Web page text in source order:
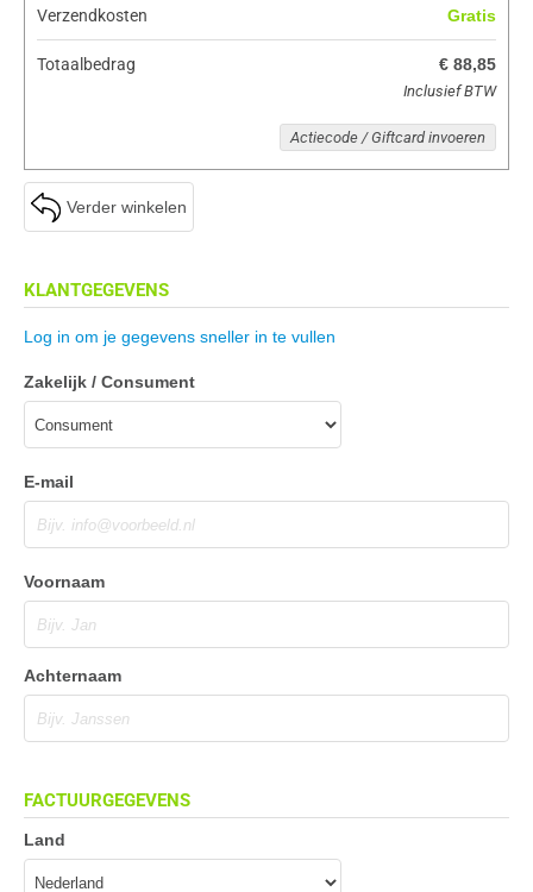
Verder winkelen
Verzendkosten
Gratis
Totaalbedrag € 88,85
Inclusief BTW
Actiecode / Giftcard invoeren
KLANTGEGEVENS
Log in om je gegevens sneller in te vullen
Zakelijk / Consument
E-mail
Voornaam
Achternaam
FACTUURGEGEVENS
Land